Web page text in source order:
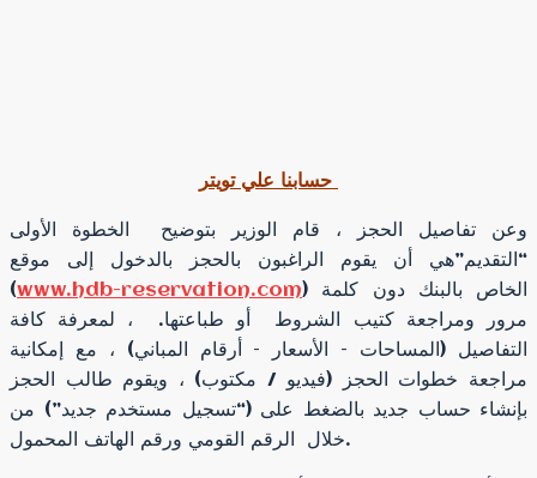
حسابنا علي تويتر
وعن تفاصيل الحجز ، قام الوزير بتوضيح الخطوة الأولى
“التقديم”هي أن يقوم الراغبون بالحجز بالدخول إلى موقع
(www.hdb-reservation.com) الخاص بالبنك دون كلمة
مرور ومراجعة كتيب الشروط أو طباعتها. ، لمعرفة كافة
التفاصيل (المساحات – الأسعار – أرقام المباني) ، مع إمكانية
مراجعة خطوات الحجز (فيديو / مكتوب) ، ويقوم طالب الحجز
بإنشاء حساب جديد بالضغط على (“تسجيل مستخدم جديد”) من
خلال الرقم القومي ورقم الهاتف المحمول.